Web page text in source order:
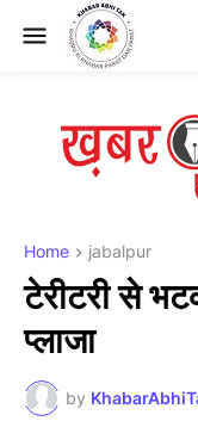
Home jabalpur
टेरीटरी से
प्लाजा
by